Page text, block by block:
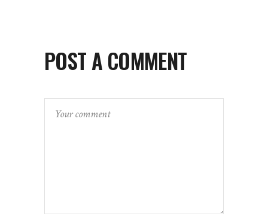
POST A COMMENT